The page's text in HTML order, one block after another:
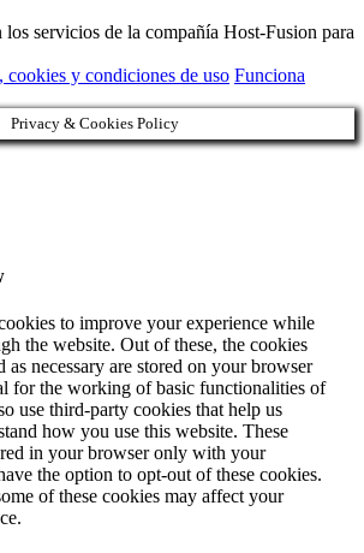
servicios de la compañía Host-Fusion para
y condiciones de uso Funciona
Privacy & Cookies Policy
to improve your experience while
the website. Out of these, the cookies
as necessary are stored on your browser
for the working of basic functionalities of
use third-party cookies that help us
how you use this website. These
in your browser only with your
the option to opt-out of these cookies.
of these cookies may affect your